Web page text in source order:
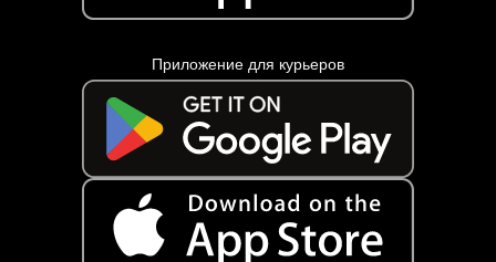
Приложение для курьеров